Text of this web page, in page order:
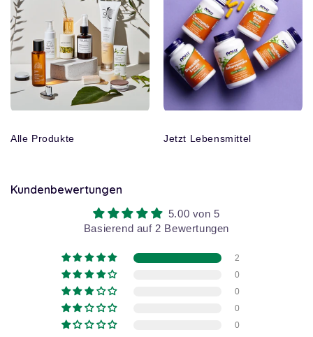
Alle Produkte Jetzt Lebensmittel
Kundenbewertungen
5.00 von 5
Basierend auf 2 Bewertungen
2
0
0
0
0